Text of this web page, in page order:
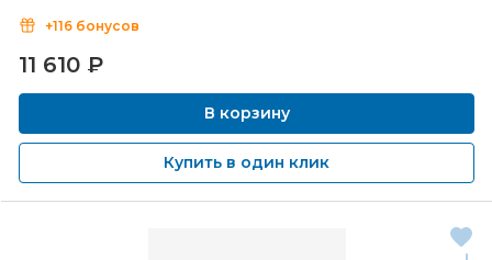
+116 бонусов
11 610 ₽
В корзину
Купить в один клик